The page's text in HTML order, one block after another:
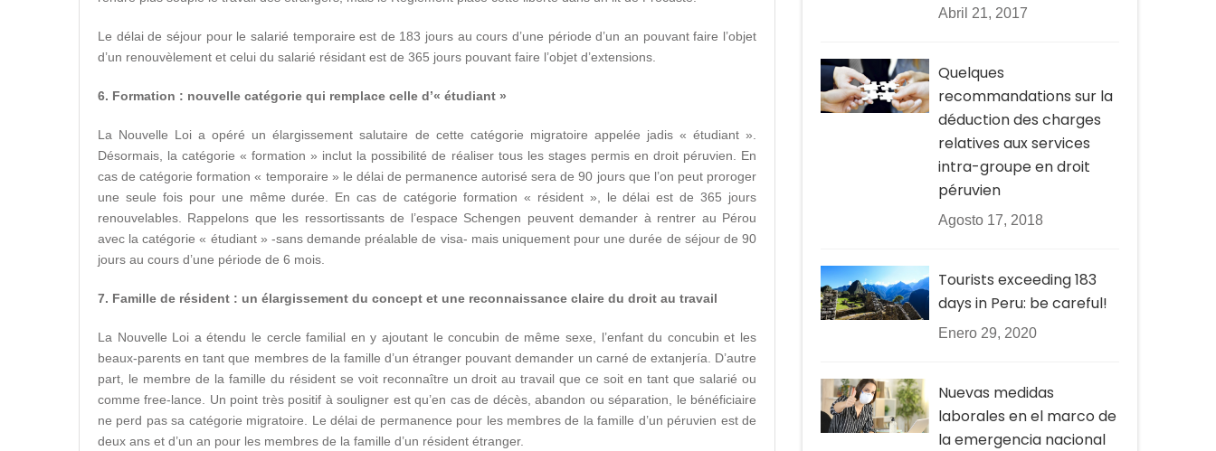
Le délai de séjour pour le salarié temporaire est de 183 jours au cours d’une période d’un an pouvant faire l’objet
d’un renouvèlement et celui du salarié résidant est de 365 jours pouvant faire l’objet d’extensions.
6. Formation : nouvelle catégorie qui remplace celle d’« étudiant »
La Nouvelle Loi a opéré un élargissement salutaire de cette catégorie migratoire appelée jadis « étudiant ».
Désormais, la catégorie « formation » inclut la possibilité de réaliser tous les stages permis en droit péruvien. En
cas de catégorie formation « temporaire » le délai de permanence autorisé sera de 90 jours que l’on peut proroger
une seule fois pour une même durée. En cas de catégorie formation « résident », le délai est de 365 jours
renouvelables. Rappelons que les ressortissants de l’espace Schengen peuvent demander à rentrer au Pérou
avec la catégorie « étudiant » -sans demande préalable de visa- mais uniquement pour une durée de séjour de 90
jours au cours d’une période de 6 mois.
7. Famille de résident : un élargissement du concept et une reconnaissance claire du droit au travail
La Nouvelle Loi a étendu le cercle familial en y ajoutant le concubin de même sexe, l’enfant du concubin et les
beaux-parents en tant que membres de la famille d’un étranger pouvant demander un carné de extanjería. D’autre
part, le membre de la famille du résident se voit reconnaître un droit au travail que ce soit en tant que salarié ou
comme free-lance. Un point très positif à souligner est qu’en cas de décès, abandon ou séparation, le bénéficiaire
ne perd pas sa catégorie migratoire. Le délai de permanence pour les membres de la famille d’un péruvien est de
deux ans et d’un an pour les membres de la famille d’un résident étranger.
Abril 21, 2017
Quelques
recommandations sur la
déduction des charges
relatives aux services
intra-groupe en droit
péruvien
Agosto 17, 2018
Tourists exceeding 183
days in Peru: be careful!
Enero 29, 2020
Nuevas medidas
laborales en el marco de
la emergencia nacional